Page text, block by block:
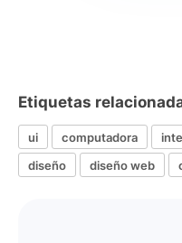
Etiquetas
ui computadora
diseño
diseño web